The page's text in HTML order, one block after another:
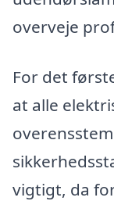
overveje
For det
at alle
vigtigt, da